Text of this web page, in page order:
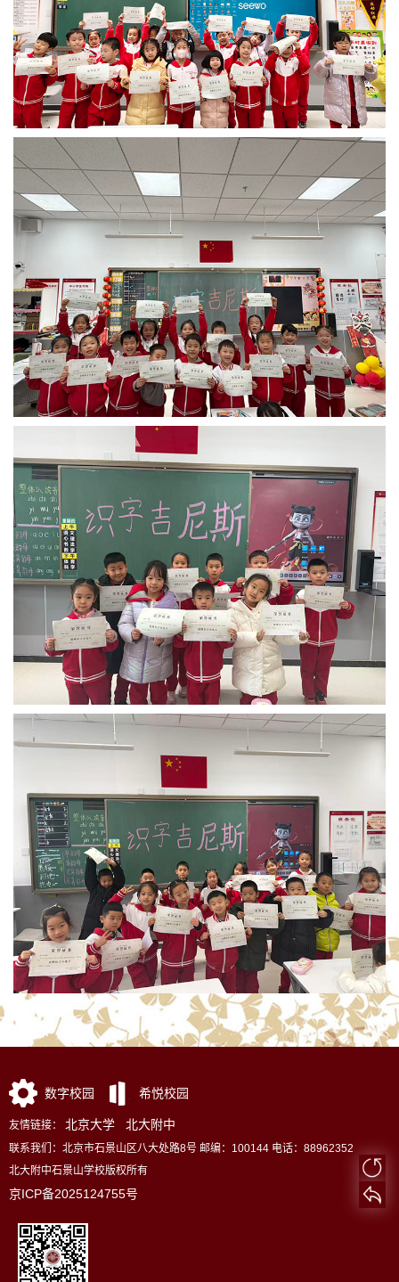
数字校园 希悦校园
友情链接： 北京大学 北大附中
联系我们：北京市石景山区八大处路8号 邮编：100144 电话：88962352
北大附中石景山学校版权所有
京ICP备2025124755号